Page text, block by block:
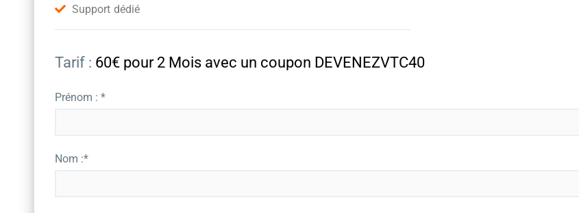
Support dédié
Tarif : 60€ pour 2 Mois avec un coupon DEVENEZVTC40
Prénom : *
Nom :*